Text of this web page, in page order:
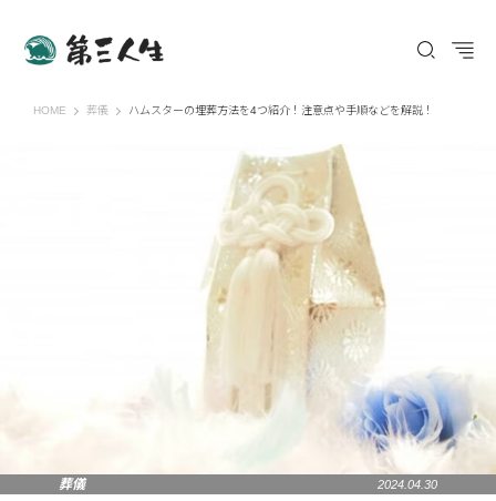
HOME 第三人生 〜寄り道の歩き方〜
葬儀 ハムスターの埋葬方法を4つ紹介！注意点や手順などを解説！
葬儀 2024.04.30